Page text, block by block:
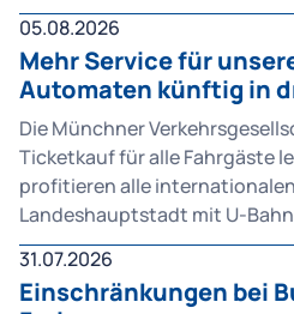
Montag, 10. August, bis
Dezember.
05.08.2026
Mehr Service für
Automaten künftig in
Sprachen verfügbar
Die Münchner
Ticketkauf für alle Fahrgäste
profitieren alle
Landeshauptstadt mit U-
entdecken. Die MVG hat das
Fahrkartenautomaten
erweitert.
31.07.2026
Einschränkungen bei